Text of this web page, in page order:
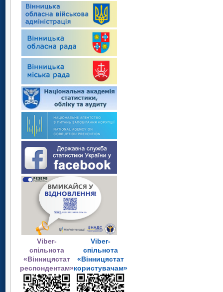
Viber-
спільнота
«Вінницястат
респондентам»
Viber-
спільнота
«Вінницястат
користувачам»